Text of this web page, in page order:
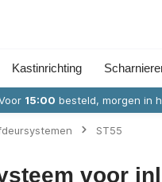
Kastinrichting
15:00 besteld, morgen in
ST55
voor